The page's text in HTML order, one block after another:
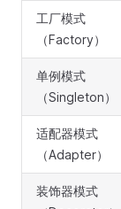
工厂模式
（Factory）
单例模式
（Singleton）
适配器模式
（Adapter）
装饰器模式